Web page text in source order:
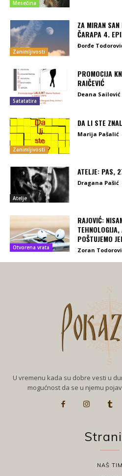
Mesečina
Zanimljivosti
ZA MIRAN
ČARAPA 4.
Đorđe
Satatatira
PROMOCIJA
RAIČEVIĆ
Deana Sailović
Zanimljivosti
DA LI STE
Marija Pašalić
Atelje
ATELJE: PAS,
Dragana Pašić
Otvorena vrata
RAJOVIĆ:
POŠTUJEMO
Zoran
U vremenu kada su dobre vesti u
mogućnost da se u njemu
NAŠ TIM